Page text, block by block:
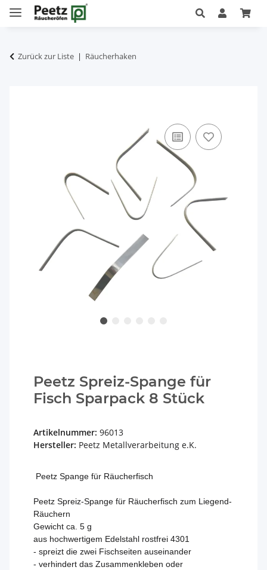
Zurück zur Liste Räucherhaken
Peetz Spreiz-Spange für
Fisch Sparpack 8 Stück
Artikelnummer: 96013
Hersteller: Peetz Metallverarbeitung e.K.
Peetz Spange für Räucherfisch
Peetz Spreiz-Spange für Räucherfisch zum Liegend-
Räuchern
Gewicht ca. 5 g
aus hochwertigem Edelstahl rostfrei 4301
- spreizt die zwei Fischseiten auseinander
- verhindert das Zusammenkleben oder